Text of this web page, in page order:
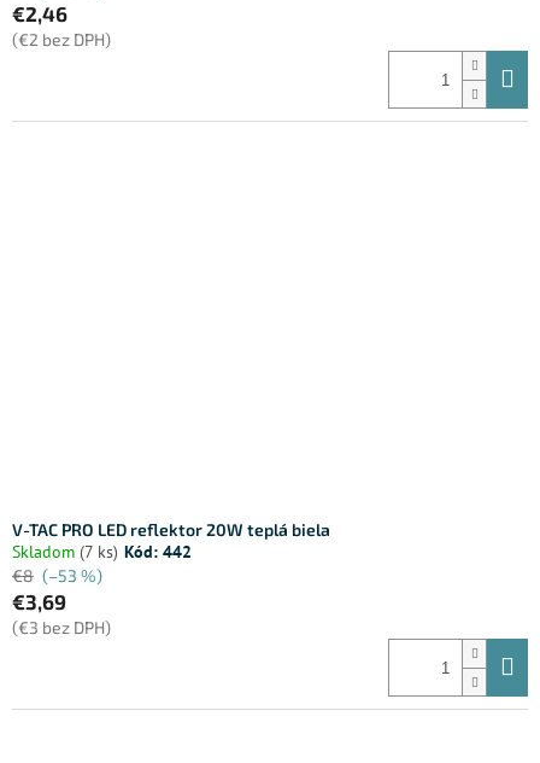
€2,46
(€2 bez DPH)
V-TAC PRO LED reflektor 20W teplá biela
Skladom (7 ks) Kód: 442
€8 (–53 %)
€3,69
(€3 bez DPH)